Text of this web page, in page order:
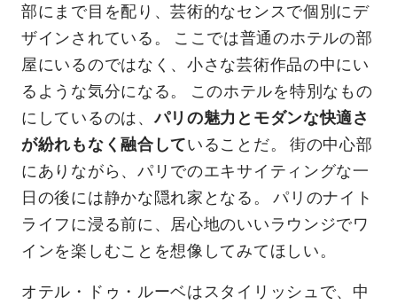
部にまで目を配り、芸術的なセンスで個別にデ
ザインされている。 ここでは普通のホテルの部
屋にいるのではなく、小さな芸術作品の中にい
るような気分になる。 このホテルを特別なもの
にしているのは、パリの魅力とモダンな快適さ
が紛れもなく融合していることだ。 街の中心部
にありながら、パリでのエキサイティングな一
日の後には静かな隠れ家となる。 パリのナイト
ライフに浸る前に、居心地のいいラウンジでワ
インを楽しむことを想像してみてほしい。
オテル・ドゥ・ルーベはスタイリッシュで、中